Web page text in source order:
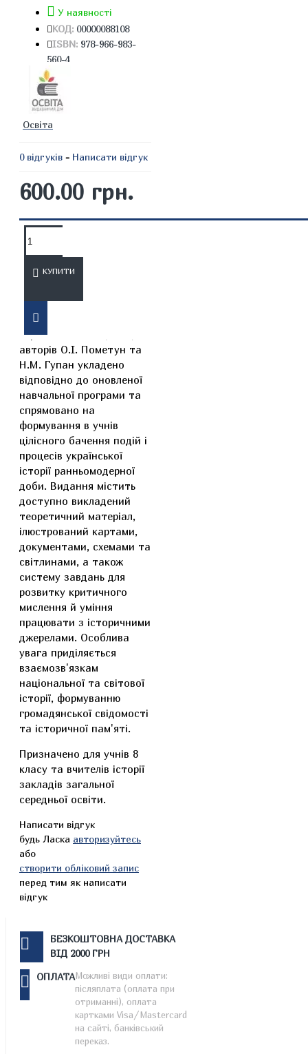
У наявності
КОД: 00000088108
ISBN: 978-966-983-
560-4
Освіта
0 відгуків - Написати відгук
600.00 грн.
КУПИТИ
ОПИС
Підручник «Історія
України. 8 клас» (НУШ)
авторів О.І. Пометун та
Н.М. Гупан укладено
відповідно до оновленої
навчальної програми та
спрямовано на
формування в учнів
цілісного бачення подій і
процесів української
історії ранньомодерної
доби. Видання містить
доступно викладений
теоретичний матеріал,
ілюстрований картами,
документами, схемами та
світлинами, а також
систему завдань для
розвитку критичного
мислення й уміння
працювати з історичними
джерелами. Особлива
увага приділяється
взаємозв'язкам
національної та світової
історії, формуванню
громадянської свідомості
та історичної пам'яті.
Призначено для учнів 8
класу та вчителів історії
закладів загальної
середньої освіти.
Написати відгук
будь Ласка авторизуйтесь
або
створити обліковий запис
перед тим як написати
відгук
БЕЗКОШТОВНА ДОСТАВКА
ВІД 2000 ГРН
ОПЛАТАМожливі види оплати:
післяплата (оплата при
отриманні), оплата
картками Visa/Mastercard
на сайті, банківський
переказ.